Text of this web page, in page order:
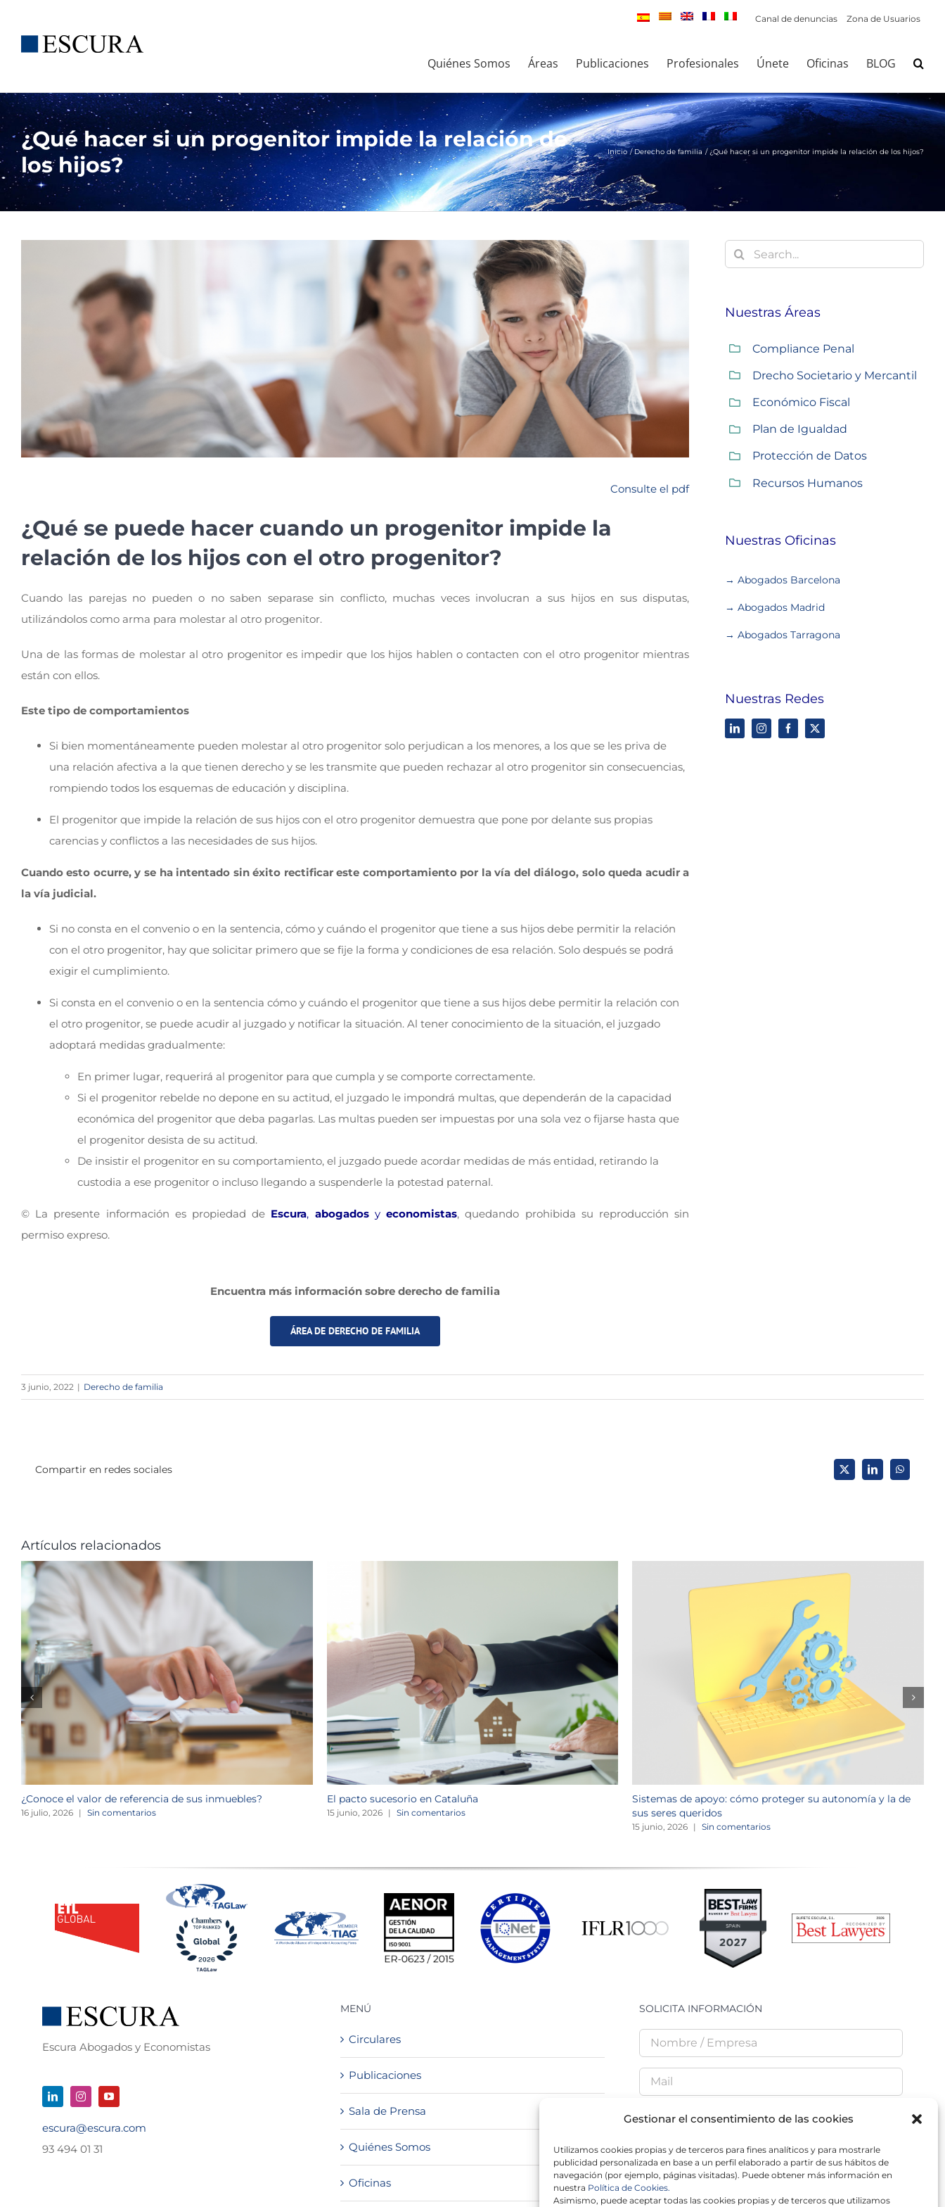
Gestionar el consentimiento de las cookies
Utilizamos cookies propias y de terceros para fines analíticos y para mostrarle
publicidad personalizada en base a un perfil elaborado a partir de sus hábitos de
navegación (por ejemplo, páginas visitadas). Puede obtener más información en
nuestra Política de Cookies.
Asimismo, puede aceptar todas las cookies propias y de terceros que utilizamos
contenido
Canal de denuncias Zona de Usuarios
Quiénes Somos Áreas Publicaciones Profesionales Únete Oficinas BLOG
¿Qué hacer si un progenitor impide la relación de
los hijos?
Inicio Derecho de familia ¿Qué hacer si un progenitor impide la relación de los hijos?
Consulte el pdf
¿Qué se puede hacer cuando un progenitor impide la
relación de los hijos con el otro progenitor?
Cuando las parejas no pueden o no saben separase sin conflicto, muchas veces involucran a sus hijos en sus disputas,
utilizándolos como arma para molestar al otro progenitor.
Una de las formas de molestar al otro progenitor es impedir que los hijos hablen o contacten con el otro progenitor mientras
están con ellos.
Este tipo de comportamientos
Si bien momentáneamente pueden molestar al otro progenitor solo perjudican a los menores, a los que se les priva de
una relación afectiva a la que tienen derecho y se les transmite que pueden rechazar al otro progenitor sin consecuencias,
rompiendo todos los esquemas de educación y disciplina.
El progenitor que impide la relación de sus hijos con el otro progenitor demuestra que pone por delante sus propias
carencias y conflictos a las necesidades de sus hijos.
Cuando esto ocurre, y se ha intentado sin éxito rectificar este comportamiento por la vía del diálogo, solo queda acudir a
la vía judicial.
Si no consta en el convenio o en la sentencia, cómo y cuándo el progenitor que tiene a sus hijos debe permitir la relación
con el otro progenitor, hay que solicitar primero que se fije la forma y condiciones de esa relación. Solo después se podrá
exigir el cumplimiento.
Si consta en el convenio o en la sentencia cómo y cuándo el progenitor que tiene a sus hijos debe permitir la relación con
el otro progenitor, se puede acudir al juzgado y notificar la situación. Al tener conocimiento de la situación, el juzgado
adoptará medidas gradualmente:
En primer lugar, requerirá al progenitor para que cumpla y se comporte correctamente.
Si el progenitor rebelde no depone en su actitud, el juzgado le impondrá multas, que dependerán de la capacidad
económica del progenitor que deba pagarlas. Las multas pueden ser impuestas por una sola vez o fijarse hasta que
el progenitor desista de su actitud.
De insistir el progenitor en su comportamiento, el juzgado puede acordar medidas de más entidad, retirando la
custodia a ese progenitor o incluso llegando a suspenderle la potestad paternal.
© La presente información es propiedad de Escura, abogadosyeconomistas, quedando prohibida su reproducción sin
permiso expreso.
Encuentra más información sobre derecho de familia
ÁREA DE DERECHO DE FAMILIA
Buscar:
Nuestras Áreas
Compliance Penal
Drecho Societario y Mercantil
Económico Fiscal
Plan de Igualdad
Protección de Datos
Recursos Humanos
Nuestras Oficinas
→ Abogados Barcelona
→ Abogados Madrid
→ Abogados Tarragona
Nuestras Redes
3 junio, 2022 | Derecho de familia
Compartir en redes sociales X LinkedInWhatsApp
Artículos relacionados
¿Conoce el valor de referencia de sus inmuebles?
16 julio, 2026 | Sin comentarios
El pacto sucesorio en Cataluña
15 junio, 2026 | Sin comentarios
Sistemas de apoyo: cómo proteger su autonomía y la de
sus seres queridos
15 junio, 2026 | Sin comentarios
Escura Abogados y Economistas
escura@escura.com
93 494 01 31
MENÚ
Circulares
Publicaciones
Sala de Prensa
Quiénes Somos
Oficinas
SOLICITA INFORMACIÓN
He leído y acepto laPolítica de Privacidad